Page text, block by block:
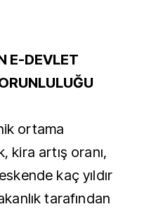
E-DEVLET
ortama
kira artış oranı,
kaç yıldır
tarafından